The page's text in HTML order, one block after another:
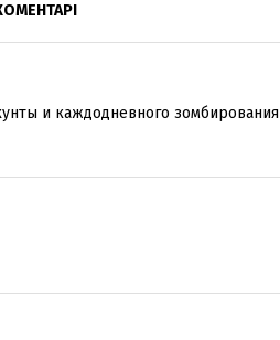
и каждодневного зомбирования